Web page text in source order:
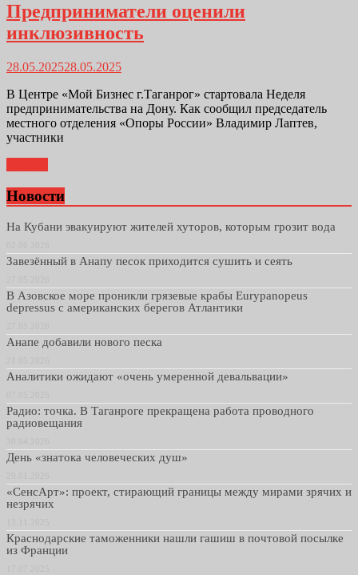
Предприниматели оценили
инклюзивность
28.05.202528.05.2025
В Центре «Мой Бизнес г.Таганрог» стартовала Неделя
предпринимательства на Дону. Как сообщил председатель
местного отделения «Опоры России» Владимир Лаптев,
участники
Новости
На Кубани эвакуируют жителей хуторов, которым грозит вода
Завезённый в Анапу песок приходится сушить и сеять
В Азовское море проникли грязевые крабы Eurypanopeus
depressus с американских берегов Атлантики
Анапе добавили нового песка
Аналитики ожидают «очень умеренной девальвации»
Радио: точка. В Таганроге прекращена работа проводного
радиовещания
День «знатока человеческих душ»
«СенсАрт»: проект, стирающий границы между мирами зрячих и
незрячих
Краснодарские таможенники нашли гашиш в почтовой посылке
из Франции